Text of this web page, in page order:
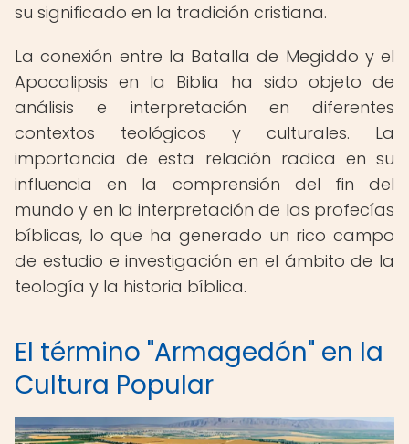
su significado en la tradición cristiana.
La conexión entre la Batalla de Megiddo y el
Apocalipsis en la Biblia ha sido objeto de
análisis e interpretación en diferentes
contextos teológicos y culturales. La
importancia de esta relación radica en su
influencia en la comprensión del fin del
mundo y en la interpretación de las profecías
bíblicas, lo que ha generado un rico campo
de estudio e investigación en el ámbito de la
teología y la historia bíblica.
El término "Armagedón" en la
Cultura Popular